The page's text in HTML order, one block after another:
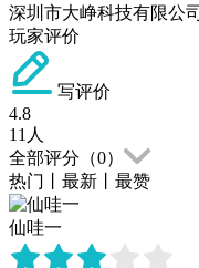
深圳市大峥科技有限公司
玩家评价
写评价
4.8
11 人
全部评分（0）
热门
最新 最赞
仙哇一